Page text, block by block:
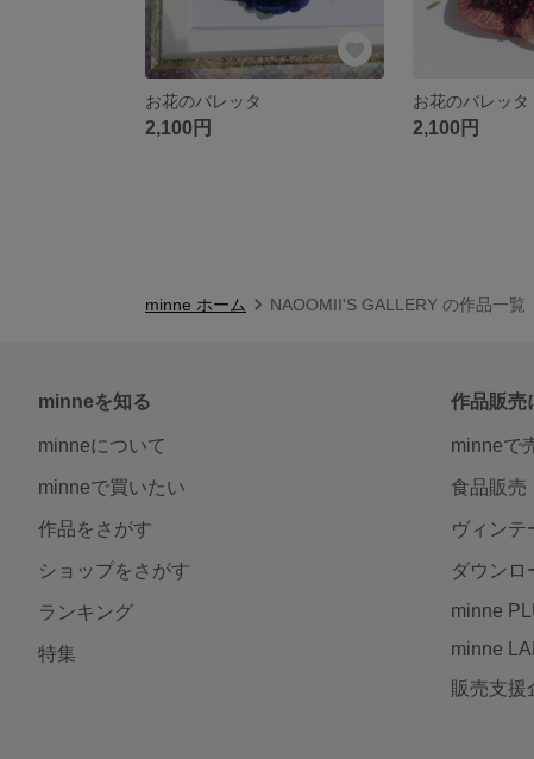
お花のバレッタ
2,100円
お花のバレッタ
2,100円
minne ホーム NAOOMII'S GALLERY の作品一覧
minneを知る
minneについて
minneで買いたい
作品をさがす
ショップをさがす
ランキング
特集
作品販売
minneで
食品販売
ヴィンテ
ダウンロ
minne
minne
販売支援